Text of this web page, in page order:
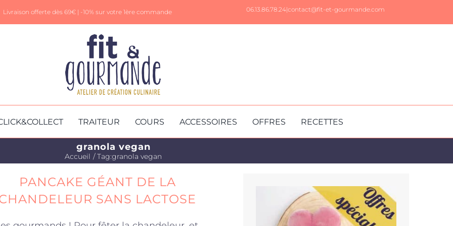
Livraison offerte dès 69€ | -10% sur votre 1ère commande 06.13.86.78.24|contact@fit-et-gourmande.com
TRAITEUR COURS ACCESSOIRES OFFRES RECETTES
granola vegan
Accueil Tag:granola vegan
PANCAKE GÉANT DE LA
SANS LACTOSE